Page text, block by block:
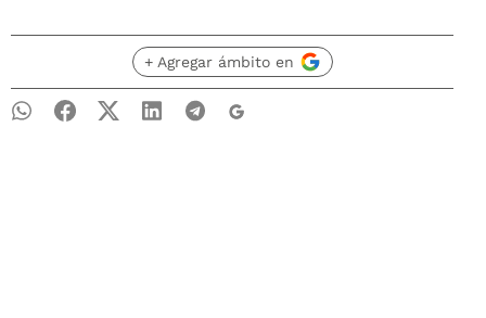
+ Agregar ámbito en